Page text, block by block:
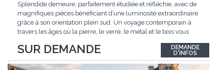
SUR DEMANDE
Splendide demeure, parfaitement étudiée et réfléchie, avec de
magnifiques pièces bénéficiant d’une luminosité extraordinaire
grâce à son orientation plein sud. Un voyage contemporain à
travers les âges où la pierre, le verre, le métal et le bois vous
de Grandson, entourée de nature et d’un verger de fruitiers, et...
DEMANDE
D'INFOS